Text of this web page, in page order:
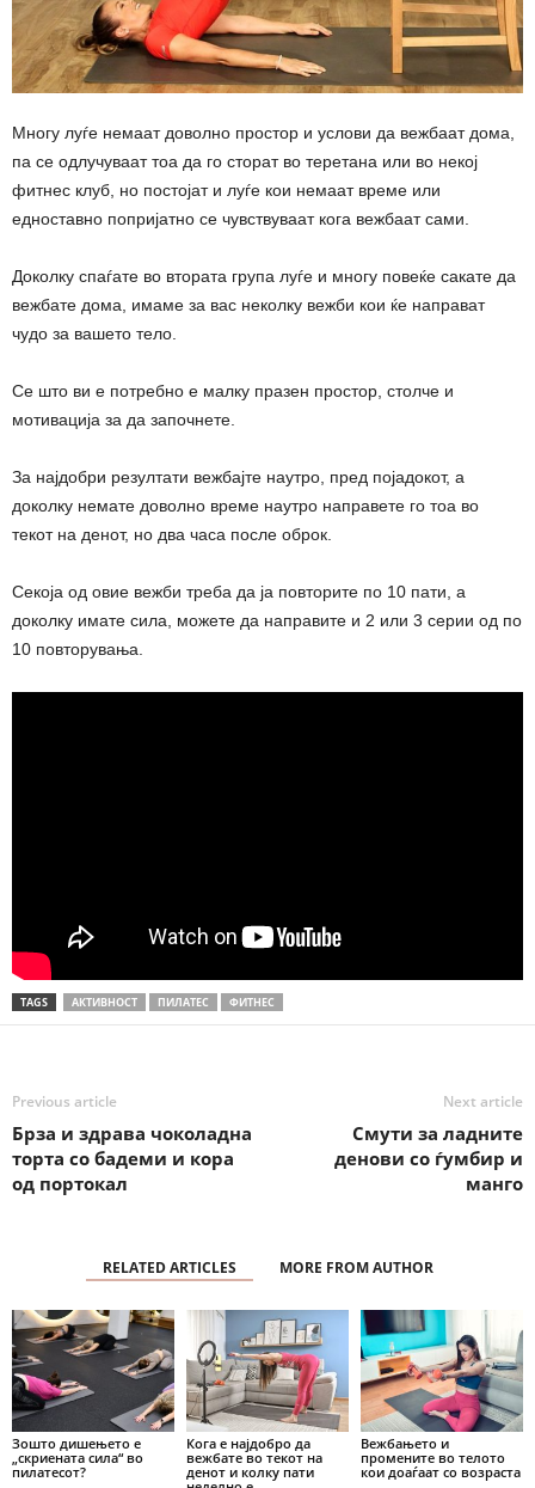
Многу луѓе немаат доволно простор и услови да вежбаат дома,
па се одлучуваат тоа да го сторат во теретана или во некој
фитнес клуб, но постојат и луѓе кои немаат време или
едноставно попријатно се чувствуваат кога вежбаат сами.
Доколку спаѓате во втората група луѓе и многу повеќе сакате да
вежбате дома, имаме за вас неколку вежби кои ќе направат
чудо за вашето тело.
Се што ви е потребно е малку празен простор, столче и
мотивација за да започнете.
За најдобри резултати вежбајте наутро, пред појадокот, а
доколку немате доволно време наутро направете го тоа во
текот на денот, но два часа после оброк.
Секоја од овие вежби треба да ја повторите по 10 пати, а
доколку имате сила, можете да направите и 2 или 3 серии од по
10 повторувања.
TAGS АКТИВНОСТ ПИЛАТЕС ФИТНЕС
Previous article
Брза и здрава чоколадна
торта со бадеми и кора
од портокал
Next article
Смути за ладните
денови со ѓумбир и
манго
RELATED ARTICLES MORE FROM AUTHOR
Зошто дишењето е
„скриената сила“ во
пилатесот?
Кога е најдобро да
вежбате во текот на
денот и колку пати
Вежбањето и
промените во телото
кои доаѓаат со возраста